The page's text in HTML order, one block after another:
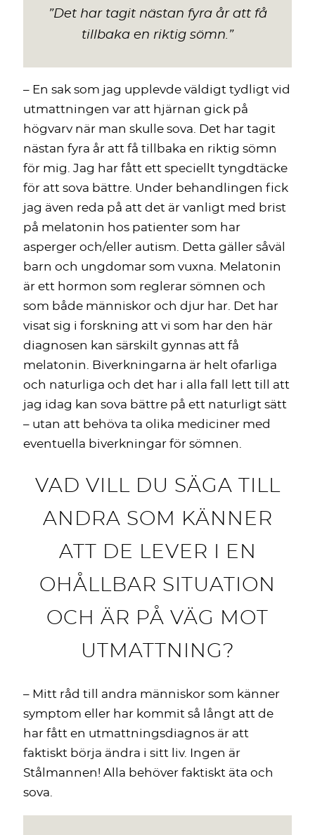
”Det har tagit nästan fyra år att få
tillbaka en riktig sömn. ”
– En sak som jag upplevde väldigt tydligt vid
utmattningen var att hjärnan gick på
högvarv när man skulle sova. Det har tagit
nästan fyra år att få tillbaka en riktig sömn
för mig. Jag har fått ett speciellt tyngdtäcke
för att sova bättre. Under behandlingen fick
jag även reda på att det är vanligt med brist
på melatonin hos patienter som har
asperger och/eller autism. Detta gäller såväl
barn och ungdomar som vuxna. Melatonin
är ett hormon som reglerar sömnen och
som både människor och djur har. Det har
visat sig i forskning att vi som har den här
diagnosen kan särskilt gynnas att få
melatonin. Biverkningarna är helt ofarliga
och naturliga och det har i alla fall lett till att
jag idag kan sova bättre på ett naturligt sätt
– utan att behöva ta olika mediciner med
eventuella biverkningar för sömnen.
VAD VILL DU SÄGA TILL
ANDRA SOM KÄNNER
ATT DE LEVER I EN
OHÅLLBAR SITUATION
OCH ÄR PÅ VÄG MOT
UTMATTNING?
– Mitt råd till andra människor som känner
symptom eller har kommit så långt att de
har fått en utmattningsdiagnos är att
faktiskt börja ändra i sitt liv. Ingen är
Stålmannen! Alla behöver faktiskt äta och
sova.